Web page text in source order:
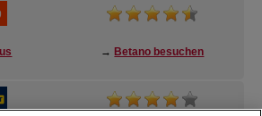
→ Betano besuchen